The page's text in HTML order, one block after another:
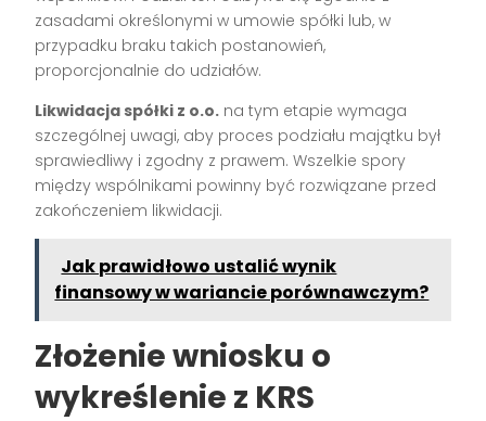
zasadami określonymi w umowie spółki lub, w
przypadku braku takich postanowień,
proporcjonalnie do udziałów.
Likwidacja spółki z o.o. na tym etapie wymaga
szczególnej uwagi, aby proces podziału majątku był
sprawiedliwy i zgodny z prawem. Wszelkie spory
między wspólnikami powinny być rozwiązane przed
zakończeniem likwidacji.
Jak prawidłowo ustalić wynik
finansowy w wariancie porównawczym?
Złożenie wniosku o
wykreślenie z KRS